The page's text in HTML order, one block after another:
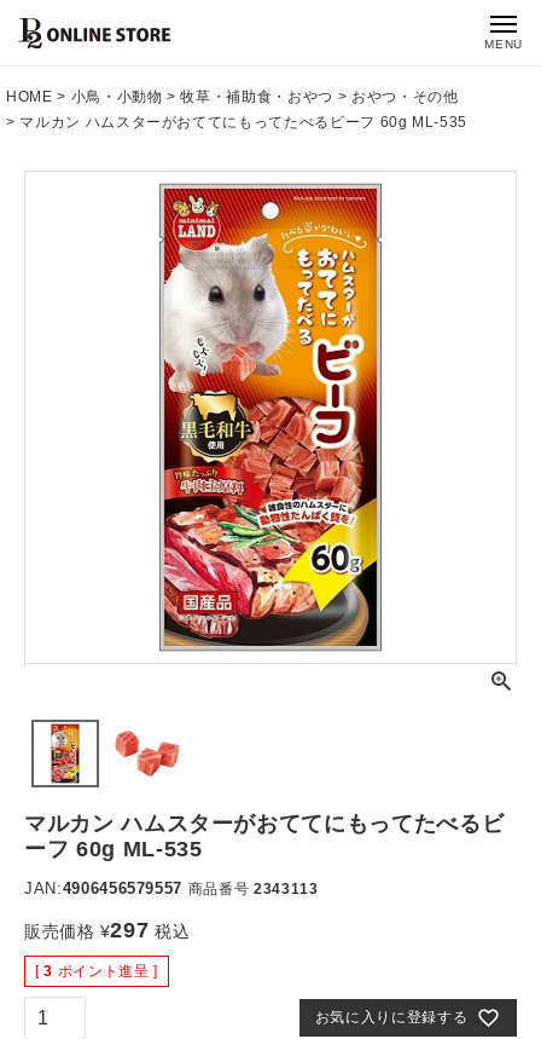
MENU
HOME 小鳥・小動物 牧草・補助食・おやつ
おやつ・その他
マルカン ハムスターがおててにもってたべるビーフ 60g ML-535
マルカン ハムスターがおててにもってたべるビ
ーフ 60g ML-535
JAN:4906456579557 商品番号 2343113
販売価格 ¥297 税込
[ 3 ポイント進呈 ]
お気に入りに登録する